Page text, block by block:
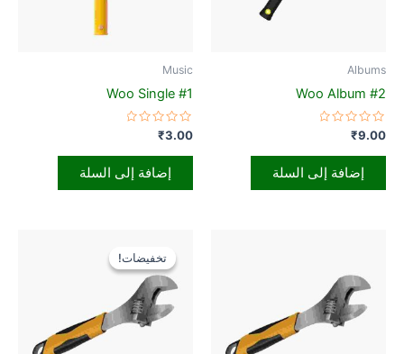
Albums
Woo Album #2
تم
التقييم
0
₹9.00
إضافة إلى السلة
Music
Woo Single #1
تم
التقييم
0
₹3.00
إضافة إلى السلة
تخفيضات!
تخفيضات!
الأصلي
هو:
الحالي
هو: